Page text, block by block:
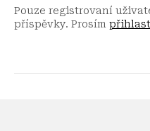
Pouze registrovaní
příspěvky. Prosím